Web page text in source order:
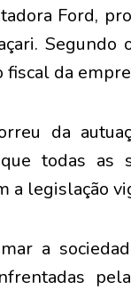
Ford,
Segundo
da
da
todas as
a legislação
a